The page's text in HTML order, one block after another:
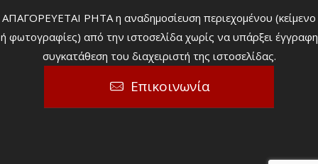
ΑΠΑΓΟΡΕΥΕΤΑΙ ΡΗΤΑ η αναδημοσίευση περιεχομένου (κείμενο
ή φωτογραφίες) από την ιστοσελίδα χωρίς να υπάρξει έγγραφη
συγκατάθεση του διαχειριστή της ιστοσελίδας.
Επικοινωνία